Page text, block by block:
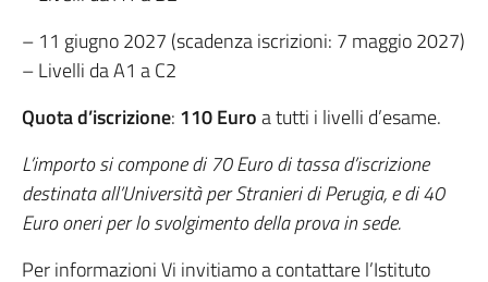
– 11 giugno 2027 (scadenza iscrizioni: 7 maggio 2027)
– Livelli da A1 a C2
Quota d’iscrizione: 110 Euroa tutti i livelli d’esame.
L’importo si compone di 70 Euro di tassa d’iscrizione
destinata all’Università per Stranieri di Perugia, e di 40
Euro oneri per lo svolgimento della prova in sede.
Per informazioni Vi invitiamo a contattare l’Istituto